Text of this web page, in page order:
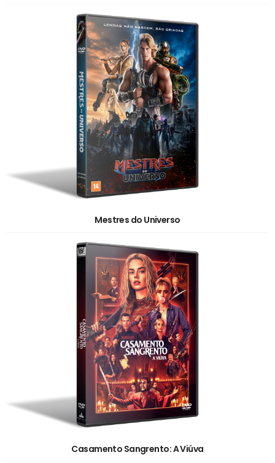
Mestres do Universo
Casamento Sangrento: A Viúva